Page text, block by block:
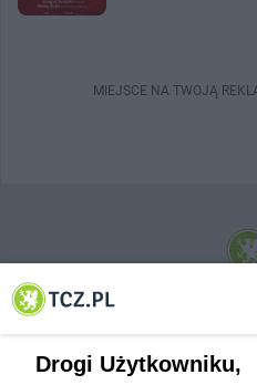
MIEJSCE NA TWOJĄ
© 2001-2026 Tczew - TCZ.PL Sp. z o.o.
Drogi Użytkowniku,